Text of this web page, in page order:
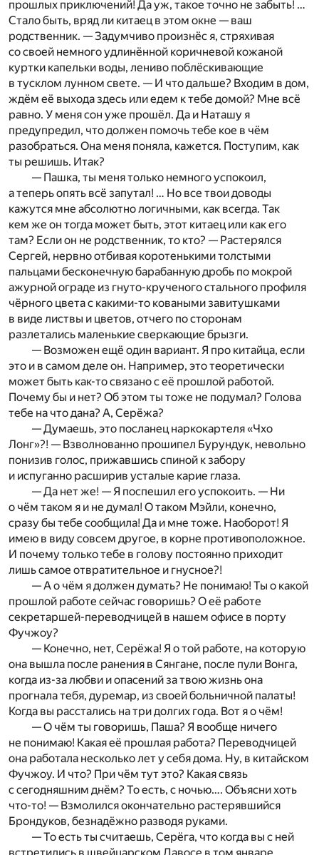
прошлых приключений! Да уж, такое точно не забыть! …
Стало быть, вряд ли китаец в этом окне — ваш
родственник. — Задумчиво произнёс я, стряхивая
со своей немного удлинённой коричневой кожаной
куртки капельки воды, лениво поблёскивающие
в тусклом лунном свете. — И что дальше? Входим в дом,
ждём её выхода здесь или едем к тебе домой? Мне всё
равно. У меня сон уже прошёл. Да и Наташу я
предупредил, что должен помочь тебе кое в чём
разобраться. Она меня поняла, кажется. Поступим, как
ты решишь. Итак?
— Пашка, ты меня только немного успокоил,
а теперь опять всё запутал! … Но все твои доводы
кажутся мне абсолютно логичными, как всегда. Так
кем же он тогда может быть, этот китаец или как его
там? Если он не родственник, то кто? — Растерялся
Сергей, нервно отбивая коротенькими толстыми
пальцами бесконечную барабанную дробь по мокрой
ажурной ограде из гнуто-крученого стального профиля
чёрного цвета с какими-то коваными завитушками
в виде листвы и цветов, отчего по сторонам
разлетались маленькие сверкающие брызги.
— Возможен ещё один вариант. Я про китайца, если
это и в самом деле он. Например, это теоретически
может быть как-то связано с её прошлой работой.
Почему бы и нет? Об этом ты тоже не подумал? Голова
тебе на что дана? А, Серёжа?
— Думаешь, это посланец наркокартеля «Чхо
Лонг»?! — Взволнованно прошипел Бурундук, невольно
понизив голос, прижавшись спиной к забору
и испуганно расширив усталые карие глаза.
— Да нет же! — Я поспешил его успокоить. — Ни
о чём таком я и не думал! О таком Мэйли, конечно,
сразу бы тебе сообщила! Да и мне тоже. Наоборот! Я
имею в виду совсем другое, в корне противоположное.
И почему только тебе в голову постоянно приходит
лишь самое отвратительное и гнусное?!
— А о чём я должен думать? Не понимаю! Ты о какой
прошлой работе сейчас говоришь? О её работе
секретаршей-переводчицей в нашем офисе в порту
Фучжоу?
— Конечно, нет, Серёжа! Я о той работе, на которую
она вышла после ранения в Сянгане, после пули Вонга,
когда из-за любви и опасений за твою жизнь она
прогнала тебя, дуремар, из своей больничной палаты!
Когда вы расстались на три долгих года. Вот я о чём!
— О чём ты говоришь, Паша? Я вообще ничего
не понимаю! Какая её прошлая работа? Переводчицей
она работала несколько лет у себя дома. Ну, в китайском
Фучжоу. И что? При чём тут это? Какая связь
с сегодняшним днём? То есть, с ночью…. Объясни хоть
что-то! — Взмолился окончательно растерявшийся
Брондуков, безнадёжно разводя руками.
— То есть ты считаешь, Серёга, что когда вы с ней
встретились в швейцарском Давосе в том январе